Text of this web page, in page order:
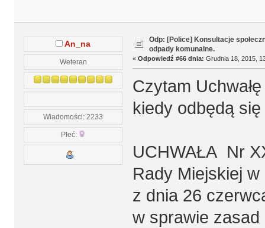
An_na
Weteran
Wiadomości: 2233
Płeć:
Odp: [Police] Konsultacje
odpady komunalne.
« Odpowiedź #66 dnia: Grudnia 18, 2015,
Czytam
kiedy odbędą
UCHWAŁA Nr
Rady Miejskiej w
z dnia 26
w sprawie